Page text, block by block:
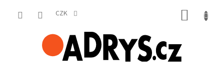
CZK